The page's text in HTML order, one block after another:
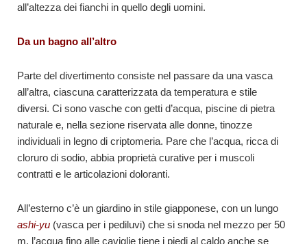
all’altezza dei fianchi in quello degli uomini.
Da un bagno all’altro
Parte del divertimento consiste nel passare da una vasca
all’altra, ciascuna caratterizzata da temperatura e stile
diversi. Ci sono vasche con getti d’acqua, piscine di pietra
naturale e, nella sezione riservata alle donne, tinozze
individuali in legno di criptomeria. Pare che l’acqua, ricca di
cloruro di sodio, abbia proprietà curative per i muscoli
contratti e le articolazioni doloranti.
All’esterno c’è un giardino in stile giapponese, con un lungo
ashi-yu (vasca per i pediluvi) che si snoda nel mezzo per 50
m. l’acqua fino alle caviglie tiene i piedi al caldo anche se